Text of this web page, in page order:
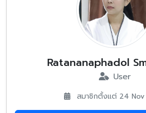
Ratananaphadol
User
สมาชิกตั้งแต่ 24